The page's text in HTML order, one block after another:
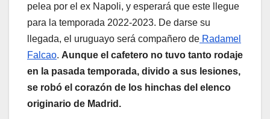
pelea por el ex Napoli, y esperará que este llegue
para la temporada 2022-2023. De darse su
llegada, el uruguayo será compañero de Radamel
Falcao. Aunque el cafetero no tuvo tanto rodaje
en la pasada temporada, divido a sus lesiones,
se robó el corazón de los hinchas del elenco
originario de Madrid.